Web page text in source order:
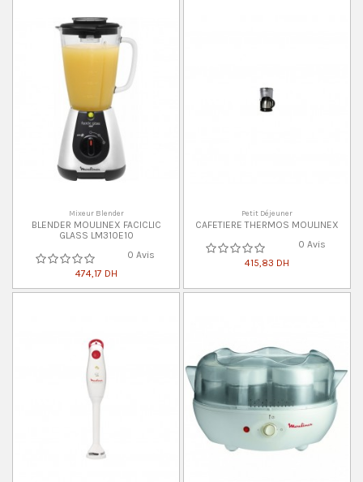
Mixeur Blender
BLENDER MOULINEX FACICLIC
GLASS LM310E10
0 Avis
474,17 DH
Petit Déjeuner
CAFETIERE THERMOS MOULINEX
0 Avis
415,83 DH